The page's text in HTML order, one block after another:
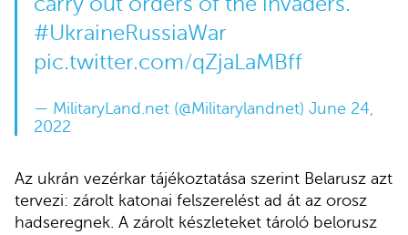
#UkraineRussiaWar
pic.twitter.com/qZjaLaMBff
— MilitaryLand.net (@Militarylandnet) June 24,
2022
Az ukrán vezérkar tájékoztatása szerint Belarusz azt
tervezi: zárolt katonai felszerelést ad át az orosz
hadseregnek. A zárolt készleteket tároló belorusz